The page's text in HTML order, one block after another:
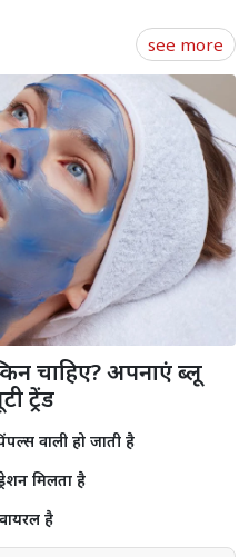
see more
चाहिए? अपनाएं ब्लू
ट्रेंड
वाली हो जाती है
मिलता है
है